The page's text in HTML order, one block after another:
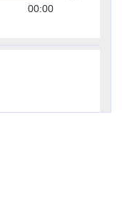
00:00